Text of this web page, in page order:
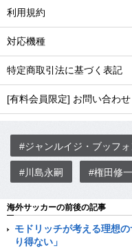
利用規約
対応機種
特定商取引法に基づく表記
[有料会員限定] お問い合わせ
#ジャンルイジ・ブッフォ
#川島永嗣 #権田修一
海外サッカーの前後の記事
モドリッチが考える理想
り得ない」